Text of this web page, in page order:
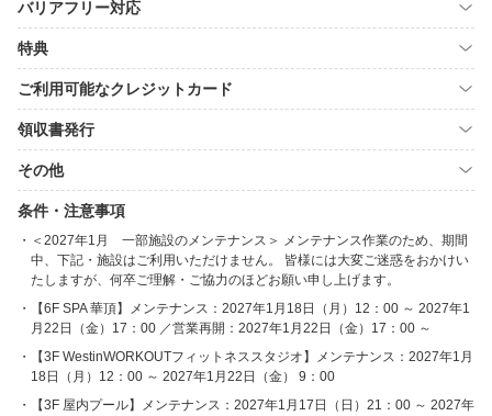
バリアフリー対応
特典
ご利用可能なクレジットカード
領収書発行
その他
条件・注意事項
＜2027年1月 一部施設のメンテナンス＞ メンテナンス作業のため、期間
中、下記・施設はご利用いただけません。 皆様には大変ご迷惑をおかけい
たしますが、何卒ご理解・ご協力のほどお願い申し上げます。
【6F SPA 華頂】メンテナンス：2027年1月18日（月）12：00 ～ 2027年1
月22日（金）17：00 ／営業再開：2027年1月22日（金）17：00 ～
【3F WestinWORKOUTフィットネススタジオ】メンテナンス：2027年1月
18日（月）12：00 ～ 2027年1月22日（金） 9：00
【3F 屋内プール】メンテナンス：2027年1月17日（日）21：00 ～ 2027年